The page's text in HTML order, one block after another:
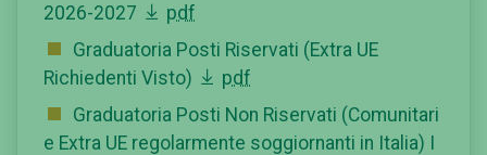
2026-2027
pdf
Graduatoria Posti Riservati (Extra UE
Richiedenti Visto)
pdf
Graduatoria Posti Non Riservati (Comunitari
e Extra UE regolarmente soggiornanti in Italia) I